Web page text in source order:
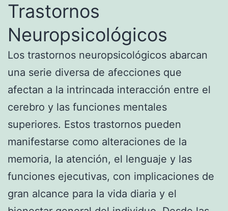
Trastornos
Neuropsicológicos
Los trastornos neuropsicológicos abarcan
una serie diversa de afecciones que
afectan a la intrincada interacción entre el
cerebro y las funciones mentales
superiores. Estos trastornos pueden
manifestarse como alteraciones de la
memoria, la atención, el lenguaje y las
funciones ejecutivas, con implicaciones de
gran alcance para la vida diaria y el